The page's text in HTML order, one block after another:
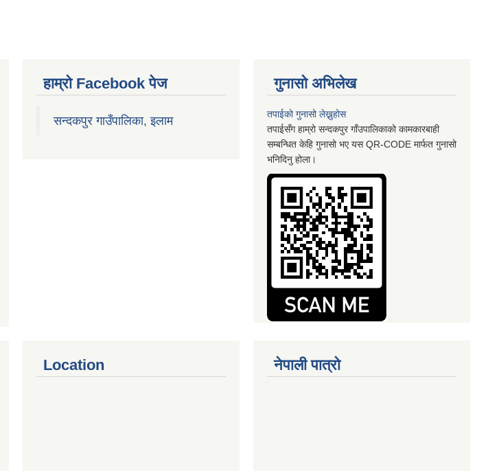
हाम्रो Facebook पेज
सन्दकपुर गाउँपालिका, इलाम
गुनासो अभिलेख
तपाईको गुनासो लेख्नुहोस
तपाईसँग हाम्रो सन्दकपुर गाँउपालिकाको कामकारबाही
सम्बन्धित केहि गुनासो भए यस QR-CODE मार्फत गुनासो
भनिदिनु होला।
Location नेपाली पात्रो